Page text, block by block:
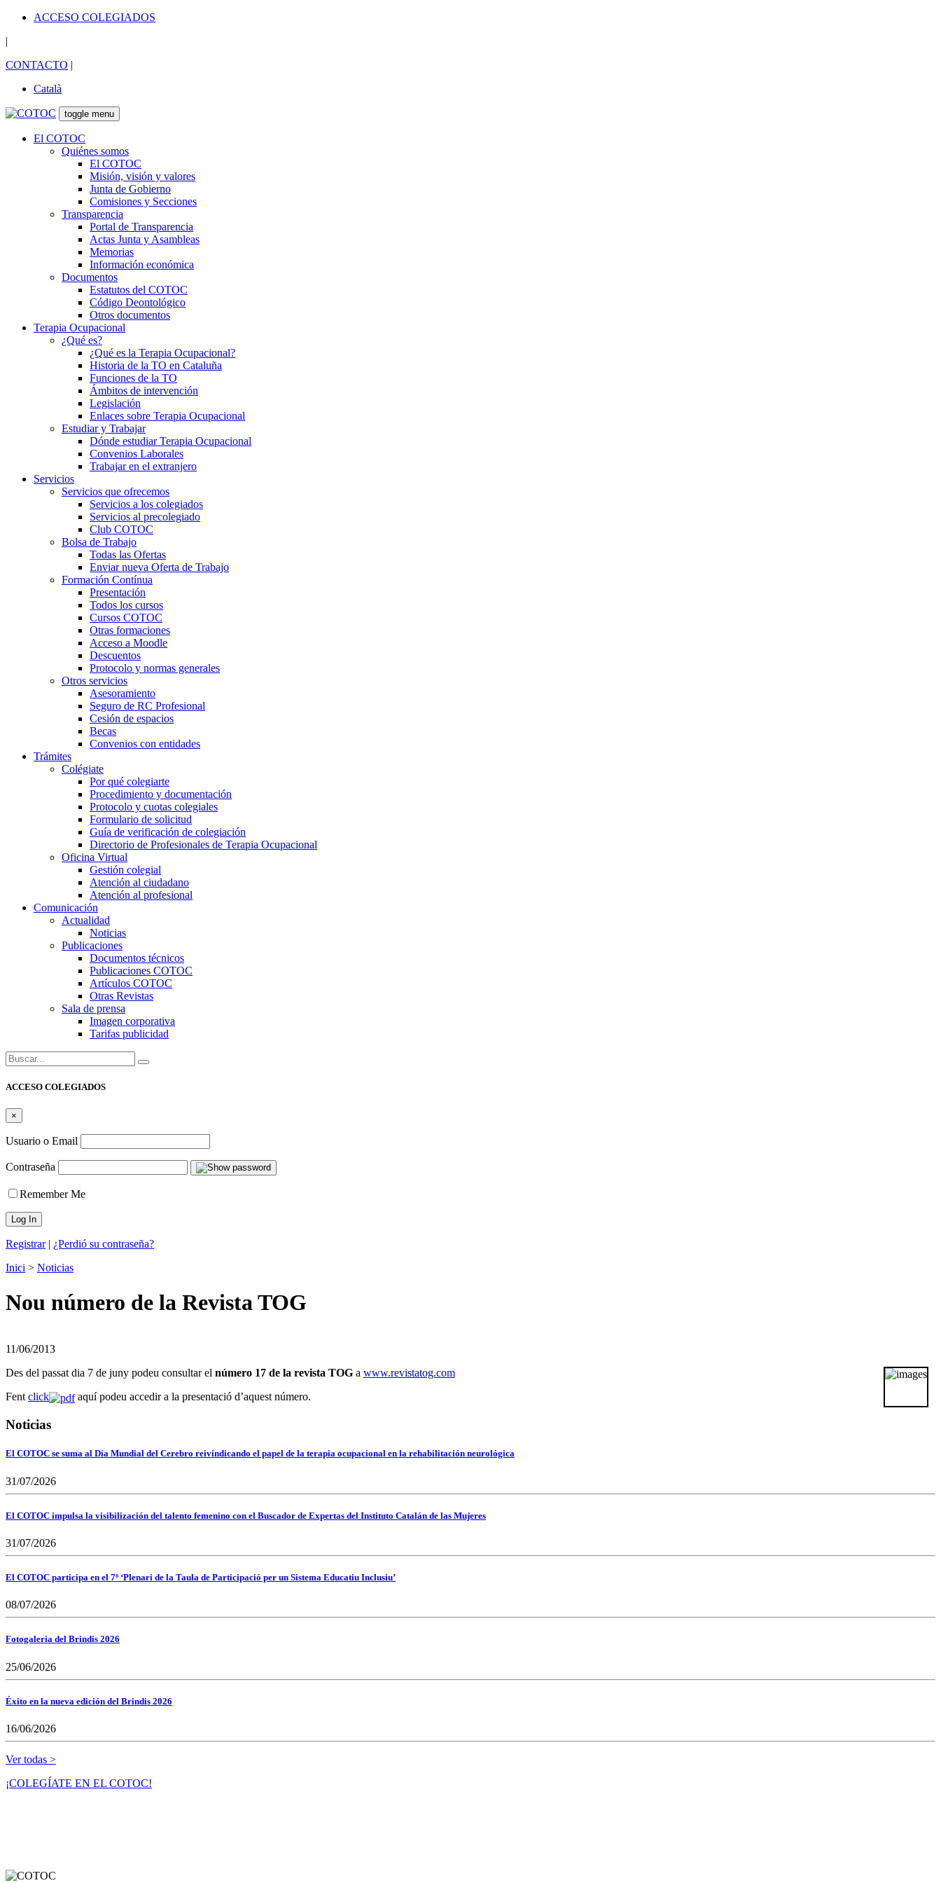
ACCESO COLEGIADOS
|
CONTACTO |
Català
toggle menu
El COTOC
Quiénes somos
El COTOC
Misión, visión y valores
Junta de Gobierno
Comisiones y Secciones
Transparencia
Portal de Transparencia
Actas Junta y Asambleas
Memorias
Información económica
Documentos
Estatutos del COTOC
Código Deontológico
Otros documentos
Terapia Ocupacional
¿Qué es?
¿Qué es la Terapia Ocupacional?
Historia de la TO en Cataluña
Funciones de la TO
Ámbitos de intervención
Legislación
Enlaces sobre Terapia Ocupacional
Estudiar y Trabajar
Dónde estudiar Terapia Ocupacional
Convenios Laborales
Trabajar en el extranjero
Servicios
Servicios que ofrecemos
Servicios a los colegiados
Servicios al precolegiado
Club COTOC
Bolsa de Trabajo
Todas las Ofertas
Enviar nueva Oferta de Trabajo
Formación Contínua
Presentación
Todos los cursos
Cursos COTOC
Otras formaciones
Acceso a Moodle
Descuentos
Protocolo y normas generales
Otros servicios
Asesoramiento
Seguro de RC Profesional
Cesión de espacios
Becas
Convenios con entidades
Trámites
Colégiate
Por qué colegiarte
Procedimiento y documentación
Protocolo y cuotas colegiales
Formulario de solicitud
Guía de verificación de colegiación
Directorio de Profesionales de Terapia Ocupacional
Oficina Virtual
Gestión colegial
Atención al ciudadano
Atención al profesional
Comunicación
Actualidad
Noticias
Publicaciones
Documentos técnicos
Publicaciones COTOC
Artículos COTOC
Otras Revistas
Sala de prensa
Imagen corporativa
Tarifas publicidad
Buscar:
ACCESO COLEGIADOS
×
Usuario o Email
Contraseña
Remember Me
Registrar| ¿Perdió su contraseña?
Inici > Noticias
Nou número de la Revista TOG
11/06/2013
Des del passat dia 7 de juny podeu consultar el número 17 de la revista TOG a www.revistatog.com
Fent click aquí podeu accedir a la presentació d’aquest número.
Noticias
El COTOC se suma al Día Mundial del Cerebro reivindicando el papel de la terapia ocupacional en la rehabilitación neurológica
31/07/2026
El COTOC impulsa la visibilización del talento femenino con el Buscador de Expertas del Instituto Catalán de las Mujeres
31/07/2026
El COTOC participa en el 7º ‘Plenari de la Taula de Participació per un Sistema Educatiu Inclusiu’
08/07/2026
Fotogaleria del Brindis 2026
25/06/2026
Éxito en la nueva edición del Brindis 2026
16/06/2026
Ver todas >
¡COLEGÍATE EN EL COTOC!